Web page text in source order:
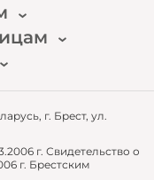
87 г. Брест, ул.
г. Свидетельство о
г. Брестским